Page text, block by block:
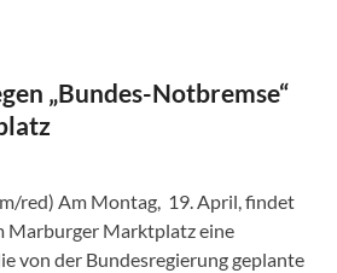
„Bundes-Notbremse“
red) Am Montag, 19. April, findet
Marburger Marktplatz eine
von der Bundesregierung geplante